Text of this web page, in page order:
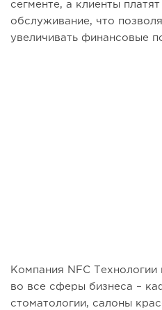
сегменте, а клиенты
обслуживание, что
увеличивать финансовые
Компания NFC Технологии
во все сферы бизнеса –
стоматологии, салоны